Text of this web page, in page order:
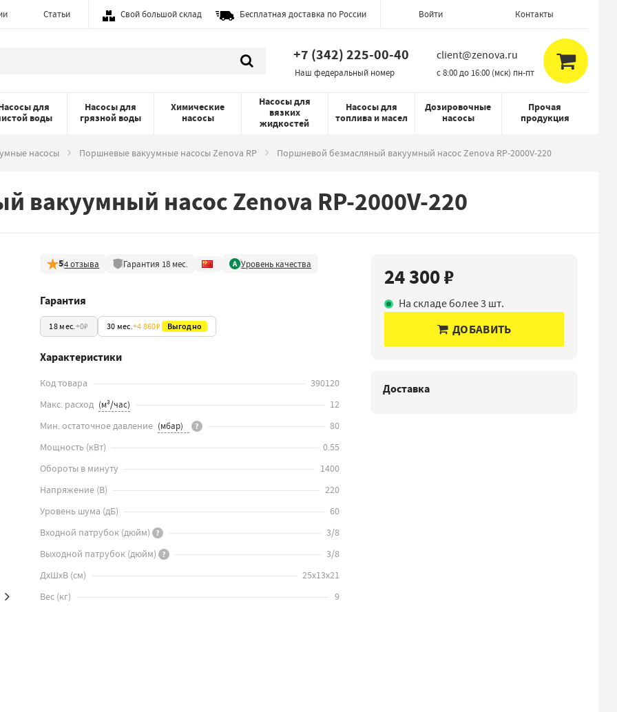
Статьи Свой большой склад Бесплатная доставка по России Войти Контакты
+7 (342) 225-00-40
Наш федеральный номер
client@zenova.ru
c 8:00 до 16:00 (мск) пн-пт
для
воды
Насосы для
грязной воды
Химические
насосы
Насосы для
вязких
жидкостей
Насосы для
топлива и масел
Дозировочные
насосы
Прочая
продукция
насосы Поршневые вакуумные насосы Zenova RP Поршневой безмасляный вакуумный насос Zenova RP-2000V-220
вакуумный насос Zenova RP-2000V-220
54 отзыва Гарантия 18 мес. Уровень качества
Гарантия
18 мес.+0₽ 30 мес.+4 860₽ Выгодно
Характеристики
Код товара
390120
Макс. расход
12
Мин. остаточное давление
?
80
Мощность (кВт)
0.55
Обороты в минуту
1400
Напряжение (В)
220
Уровень шума (дБ)
60
Входной патрубок (дюйм) ?
3/8
Выходной патрубок (дюйм) ?
3/8
ДхШхВ (см)
25х13х21
Вес (кг) 9
24 300 ₽
ДОБАВИТЬ
На складе более 3 шт.
Доставка